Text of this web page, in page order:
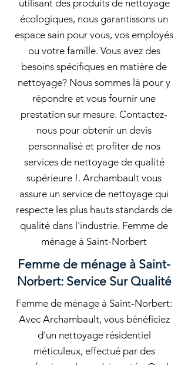
utilisant des produits de nettoyage
écologiques, nous garantissons un
espace sain pour vous, vos employés
ou votre famille. Vous avez des
besoins spécifiques en matière de
nettoyage? Nous sommes là pour y
répondre et vous fournir une
prestation sur mesure. Contactez-
nous pour obtenir un devis
personnalisé et profiter de nos
services de nettoyage de qualité
supérieure !. Archambault vous
assure un service de nettoyage qui
respecte les plus hauts standards de
qualité dans l'industrie. Femme de
ménage à Saint-Norbert
Femme de ménage à Saint-
Norbert: Service Sur Qualité
Femme de ménage à Saint-Norbert:
Avec Archambault, vous bénéficiez
d'un nettoyage résidentiel
méticuleux, effectué par des